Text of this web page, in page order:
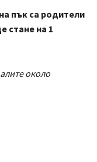
пък са родители
стане на 1
около